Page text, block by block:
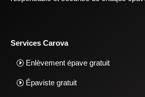
Services Carova
Enlèvement épave gratuit
Épaviste gratuit